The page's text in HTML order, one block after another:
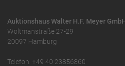
Auktionshaus Walter H.F. Meyer
Woltmanstraße 27-29
20097 Hamburg
Telefon: +49 40 23856860